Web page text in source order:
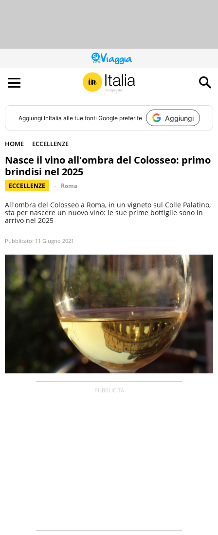
QUESTO
SITO
CONTRIBUISCE
ALL’AUDIENCE
DI
Aggiungi InItalia alle tue fonti Google preferite Aggiungi
HOME ECCELLENZE
Nasce il vino all'ombra del Colosseo: primo
brindisi nel 2025
ECCELLENZE Roma
All'ombra del Colosseo a Roma, in un vigneto sul Colle Palatino,
sta per nascere un nuovo vino: le sue prime bottiglie sono in
arrivo nel 2025
Pubblicato: 11 Giugno 2021